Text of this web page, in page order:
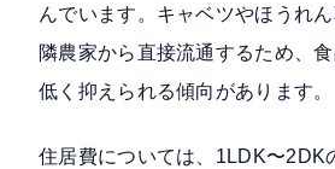
んでいます。キャベツやほうれ
隣農家から直接流通するため、
低く抑えられる傾向があります。
住居費については、1LDK〜2DK